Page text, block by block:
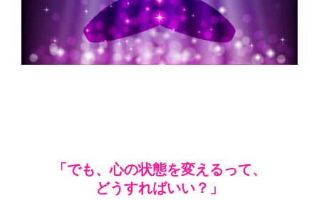
「でも、心の状態を変えるって、
どうすればいい？」